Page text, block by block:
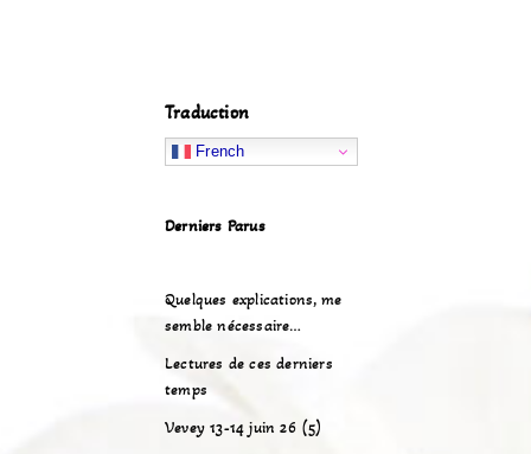
Traduction
French
Derniers Parus
Quelques explications, me
semble nécessaire…
Lectures de ces derniers
temps
Vevey 13-14 juin 26 (5)